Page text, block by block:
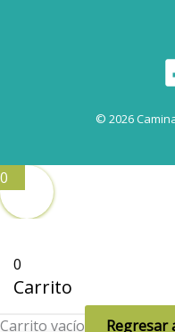
© 2026
0
0
Carrito
Carrito vacío Regresar